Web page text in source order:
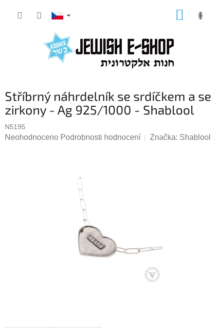
Stříbrný náhrdelník se srdíčkem a se
zirkony - Ag 925/1000 - Shablool
N5195
Průměrné
Neohodnoceno Podrobnosti hodnocení Značka: Shablool